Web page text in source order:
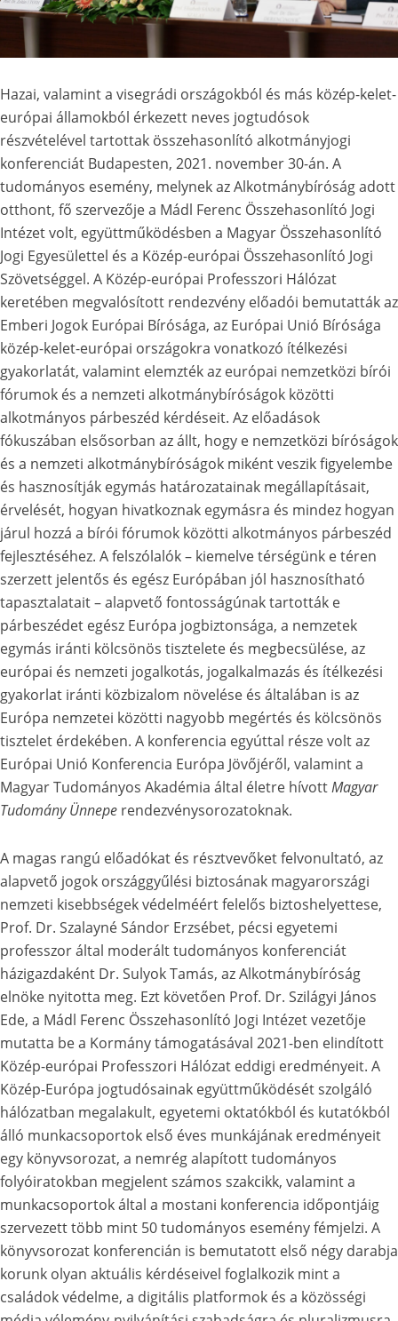
Hazai, valamint a visegrádi országokból és más közép-kelet-
európai államokból érkezett neves jogtudósok
részvételével tartottak összehasonlító alkotmányjogi
konferenciát Budapesten, 2021. november 30-án. A
tudományos esemény, melynek az Alkotmánybíróság adott
otthont, fő szervezője a Mádl Ferenc Összehasonlító Jogi
Intézet volt, együttműködésben a Magyar Összehasonlító
Jogi Egyesülettel és a Közép-európai Összehasonlító Jogi
Szövetséggel. A Közép-európai Professzori Hálózat
keretében megvalósított rendezvény előadói bemutatták az
Emberi Jogok Európai Bírósága, az Európai Unió Bírósága
közép-kelet-európai országokra vonatkozó ítélkezési
gyakorlatát, valamint elemzték az európai nemzetközi bírói
fórumok és a nemzeti alkotmánybíróságok közötti
alkotmányos párbeszéd kérdéseit. Az előadások
fókuszában elsősorban az állt, hogy e nemzetközi bíróságok
és a nemzeti alkotmánybíróságok miként veszik figyelembe
és hasznosítják egymás határozatainak megállapításait,
érvelését, hogyan hivatkoznak egymásra és mindez hogyan
járul hozzá a bírói fórumok közötti alkotmányos párbeszéd
fejlesztéséhez. A felszólalók – kiemelve térségünk e téren
szerzett jelentős és egész Európában jól hasznosítható
tapasztalatait – alapvető fontosságúnak tartották e
párbeszédet egész Európa jogbiztonsága, a nemzetek
egymás iránti kölcsönös tisztelete és megbecsülése, az
európai és nemzeti jogalkotás, jogalkalmazás és ítélkezési
gyakorlat iránti közbizalom növelése és általában is az
Európa nemzetei közötti nagyobb megértés és kölcsönös
tisztelet érdekében. A konferencia egyúttal része volt az
Európai Unió Konferencia Európa Jövőjéről, valamint a
Magyar Tudományos Akadémia által életre hívottMagyar
Tudomány Ünnepe rendezvénysorozatoknak.
A magas rangú előadókat és résztvevőket felvonultató, az
alapvető jogok országgyűlési biztosának magyarországi
nemzeti kisebbségek védelméért felelős biztoshelyettese,
Prof. Dr. Szalayné Sándor Erzsébet, pécsi egyetemi
professzor által moderált tudományos konferenciát
házigazdaként Dr. Sulyok Tamás, az Alkotmánybíróság
elnöke nyitotta meg. Ezt követően Prof. Dr. Szilágyi János
Ede, a Mádl Ferenc Összehasonlító Jogi Intézet vezetője
mutatta be a Kormány támogatásával 2021-ben elindított
Közép-európai Professzori Hálózat eddigi eredményeit. A
Közép-Európa jogtudósainak együttműködését szolgáló
hálózatban megalakult, egyetemi oktatókból és kutatókból
álló munkacsoportok első éves munkájának eredményeit
egy könyvsorozat, a nemrég alapított tudományos
folyóiratokban megjelent számos szakcikk, valamint a
munkacsoportok által a mostani konferencia időpontjáig
szervezett több mint 50 tudományos esemény fémjelzi. A
könyvsorozat konferencián is bemutatott első négy darabja
korunk olyan aktuális kérdéseivel foglalkozik mint a
családok védelme, a digitális platformok és a közösségi